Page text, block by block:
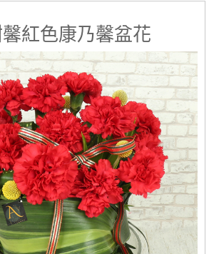
紅色康乃馨盆花